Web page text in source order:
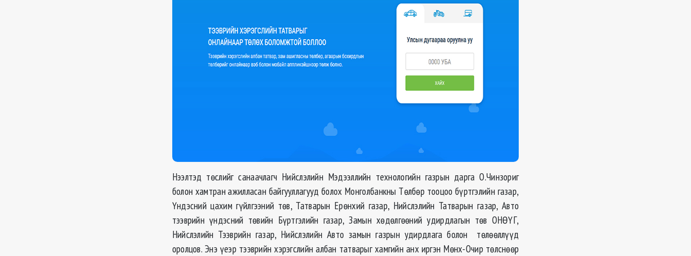
Нээлтэд төслийг санаачлагч Нийслэлийн Мэдээллийн технологийн газрын дарга О.Чинзориг
болон хамтран ажилласан байгууллагууд болох Монголбанкны Төлбөр тооцоо бүртгэлийн газар,
Үндэсний цахим гүйлгээний төв, Татварын Ерөнхий газар, Нийслэлийн Татварын газар, Авто
тээврийн үндэсний төвийн Бүртгэлийн газар, Замын хөдөлгөөний удирдлагын төв ОНӨҮГ,
Нийслэлийн Тээврийн газар, Нийслэлийн Авто замын газрын удирдлага болон төлөөллүүд
оролцов. Энэ үеэр тээврийн хэрэгслийн албан татварыг хамгийн анх иргэн Мөнх-Очир төлснөөр